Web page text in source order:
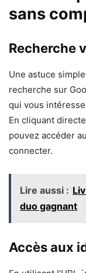
sans
Recherche
Une astuce
recherche sur
qui vous
En cliquant
pouvez accéder
connecter.
Lire aussi :
duo gagnant
Accès aux